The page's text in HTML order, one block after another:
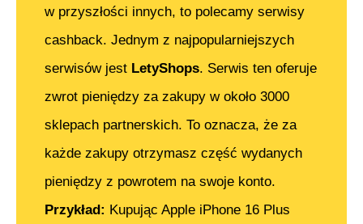
w przyszłości innych, to polecamy serwisy
cashback. Jednym z najpopularniejszych
serwisów jest LetyShops. Serwis ten oferuje
zwrot pieniędzy za zakupy w około 3000
sklepach partnerskich. To oznacza, że za
każde zakupy otrzymasz część wydanych
pieniędzy z powrotem na swoje konto.
Przykład: Kupując Apple iPhone 16 Plus